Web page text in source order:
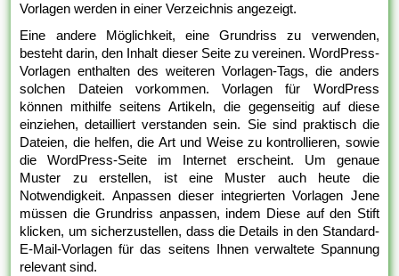
Vorlagen werden in einer Verzeichnis angezeigt.
Eine andere Möglichkeit, eine Grundriss zu verwenden,
besteht darin, den Inhalt dieser Seite zu vereinen. WordPress-
Vorlagen enthalten des weiteren Vorlagen-Tags, die anders
solchen Dateien vorkommen. Vorlagen für WordPress
können mithilfe seitens Artikeln, die gegenseitig auf diese
einziehen, detailliert verstanden sein. Sie sind praktisch die
Dateien, die helfen, die Art und Weise zu kontrollieren, sowie
die WordPress-Seite im Internet erscheint. Um genaue
Muster zu erstellen, ist eine Muster auch heute die
Notwendigkeit. Anpassen dieser integrierten Vorlagen Jene
müssen die Grundriss anpassen, indem Diese auf den Stift
klicken, um sicherzustellen, dass die Details in den Standard-
E-Mail-Vorlagen für das seitens Ihnen verwaltete Spannung
relevant sind.